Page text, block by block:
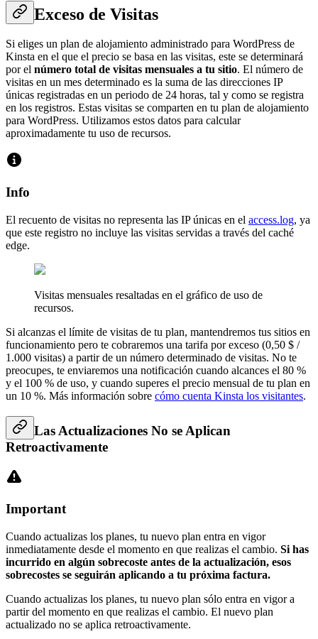
Exceso de Visitas
Si eliges un plan de alojamiento administrado para WordPress de
Kinsta en el que el precio se basa en las visitas, este se determinará
por el número total de visitas mensuales a tu sitio. El número de
visitas en un mes determinado es la suma de las direcciones IP
únicas registradas en un periodo de 24 horas, tal y como se registra
en los registros. Estas visitas se comparten en tu plan de alojamiento
para WordPress. Utilizamos estos datos para calcular
aproximadamente tu uso de recursos.
Info
El recuento de visitas no representa las IP únicas en el access.log, ya
que este registro no incluye las visitas servidas a través del caché
edge.
Visitas mensuales resaltadas en el gráfico de uso de
recursos.
Si alcanzas el límite de visitas de tu plan, mantendremos tus sitios en
funcionamiento pero te cobraremos una tarifa por exceso (0,50 $ /
1.000 visitas) a partir de un número determinado de visitas. No te
preocupes, te enviaremos una notificación cuando alcances el 80 %
y el 100 % de uso, y cuando superes el precio mensual de tu plan en
un 10 %. Más información sobre cómo cuenta Kinsta los visitantes.
Las Actualizaciones No se Aplican
Retroactivamente
Important
Cuando actualizas los planes, tu nuevo plan entra en vigor
inmediatamente desde el momento en que realizas el cambio. Si has
incurrido en algún sobrecoste antes de la actualización, esos
sobrecostes se seguirán aplicando a tu próxima factura.
Cuando actualizas los planes, tu nuevo plan sólo entra en vigor a
partir del momento en que realizas el cambio. El nuevo plan
actualizado no se aplica retroactivamente.